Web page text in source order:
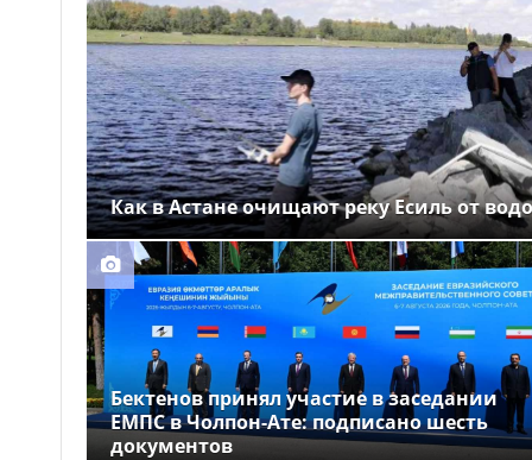
12:01
Выборы депутатов
Курултая: как узнать свой
избирательный участок
11:41
Служебная собака
помогла полицейским найти
пропавшую 18-летнюю
девушку в Караганде
Как в Астане очищают реку Есиль от
Бектенов принял участие в заседании
ЕМПС в Чолпон-Ате: подписано шесть
документов